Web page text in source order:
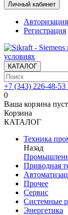
Личный кабинет
Авторизация
Регистрация
КАТАЛОГ
+7 (343) 226-48-53
0
Ваша корзина
Корзина
КАТАЛОГ
Техника
Назад
Приводная
Прочее
Сервис
Системные
Энергетика